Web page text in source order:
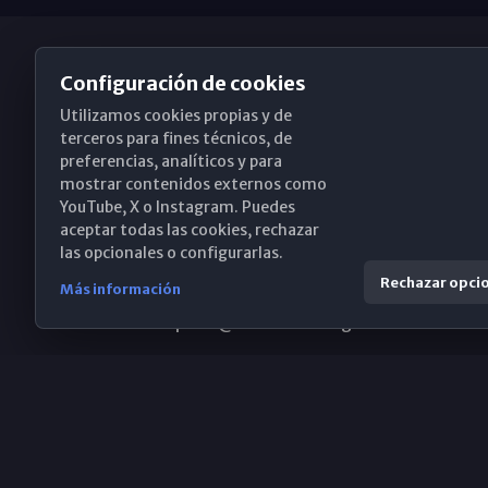
Obispado de Málaga
Santa María, 18-20. 29015 Málaga
(+34) 952 224 386
Configuración de cookies
Utilizamos cookies propias y de
terceros para fines técnicos, de
preferencias, analíticos y para
mostrar contenidos externos como
YouTube, X o Instagram. Puedes
aceptar todas las cookies, rechazar
las opcionales o configurarlas.
Más información Rechazar